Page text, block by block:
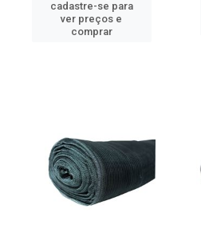
cadastre-se para
ver preços e
comprar